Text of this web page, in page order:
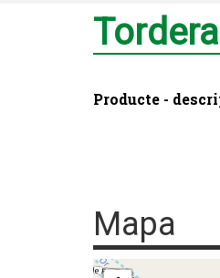
Producte -
Mapa